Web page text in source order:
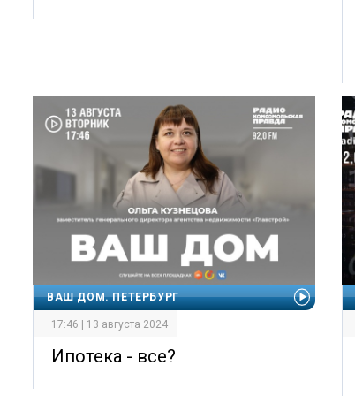
ВАШ ДОМ. ПЕТЕРБУРГ
17:46 | 13 августа 2024
Ипотека - все?